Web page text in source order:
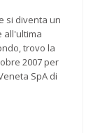
si diventa un
all'ultima
trovo la
2007 per
SpA di